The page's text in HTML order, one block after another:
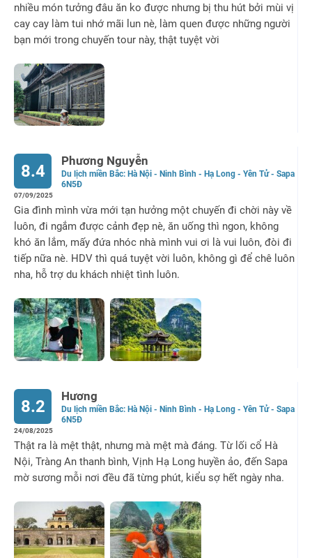
nhiều món tưởng đâu ăn ko được nhưng bị thu hút bởi mùi vị
cay cay làm tui nhớ mãi lun nè, làm quen được những người
bạn mới trong chuyến tour này, thật tuyệt vời
Phương Nguyễn
Du lịch miền Bắc: Hà Nội - Ninh Bình - Hạ Long - Yên Tử - Sapa
6N5Đ
8.4
07/09/2025
Gia đình mình vừa mới tạn hưởng một chuyến đi chời này về
luôn, đi ngắm được cảnh đẹp nè, ăn uống thì ngon, không
khó ăn lắm, mấy đứa nhóc nhà mình vui ơi là vui luôn, đòi đi
tiếp nữa nè. HDV thì quá tuyệt vời luôn, không gì để chê luôn
nha, hỗ trợ du khách nhiệt tình luôn.
Hương
Du lịch miền Bắc: Hà Nội - Ninh Bình - Hạ Long - Yên Tử - Sapa
6N5Đ
8.2
24/08/2025
Thật ra là mệt thật, nhưng mà mệt mà đáng. Từ lối cổ Hà
Nội, Tràng An thanh bình, Vịnh Hạ Long huyền ảo, đến Sapa
mờ sương mỗi nơi đều đã từng phút, kiểu sợ hết ngày nha.